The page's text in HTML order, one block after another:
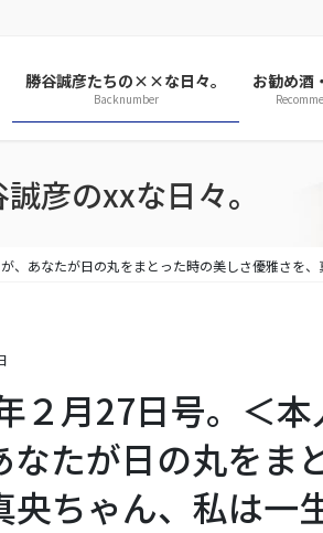
勝谷誠彦たちの××な日々。
Backnumber
お勧め酒
彦のxxな日々。
、あなたが日の丸をまとった時の美しさ優雅さを、
２月27日号。＜
なたが日の丸をま
央ちゃん、私は一